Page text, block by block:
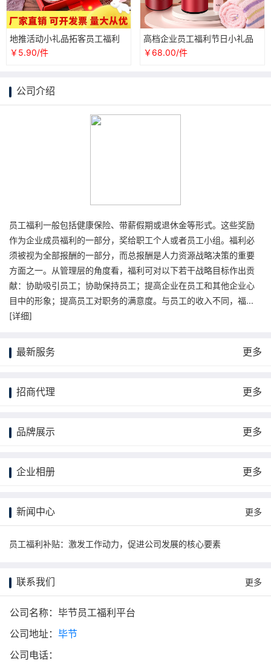
地推活动小礼品拓客员工福利
礼物节日送礼礼物赠品酒席伴
手礼盒装
￥5.90/件
高档企业员工福利节日小礼品
定制高档礼物送女友闺蜜实用
生日创意
￥68.00/件
公司介绍
员工福利一般包括健康保险、带薪假期或退休金等形式。这些奖励
作为企业成员福利的一部分，奖给职工个人或者员工小组。福利必
须被视为全部报酬的一部分，而总报酬是人力资源战略决策的重要
方面之一。从管理层的角度看，福利可对以下若干战略目标作出贡
献：协助吸引员工；协助保持员工；提高企业在员工和其他企业心
目中的形象；提高员工对职务的满意度。与员工的收入不同，福...
[详细]
最新服务 更多
招商代理 更多
品牌展示 更多
企业相册 更多
新闻中心 更多
员工福利补贴：激发工作动力，促进公司发展的核心要素
联系我们 更多
公司名称：毕节员工福利平台
公司地址： 毕节
公司电话：